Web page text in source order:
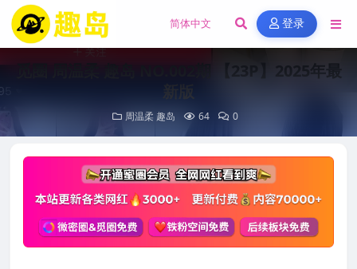
登录
觅圈 周温柔 趣岛 NO.002期 【23P】2025年最
新版
周温柔 趣岛 64 0